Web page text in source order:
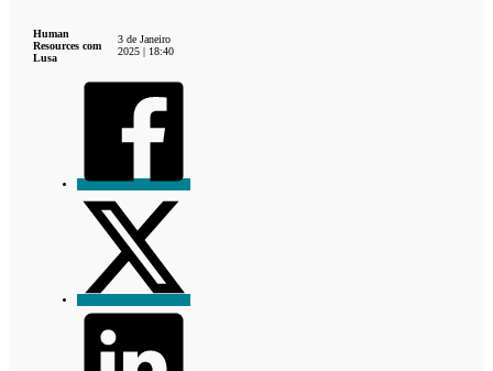
Human
Resources com
Lusa
3 de Janeiro
2025 | 18:40